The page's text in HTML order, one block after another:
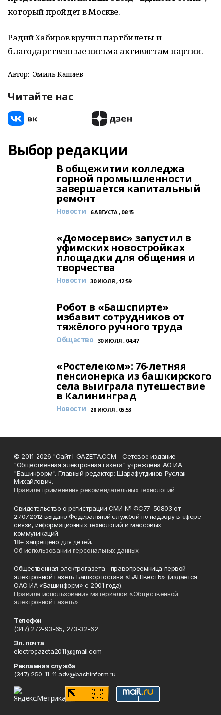
который пройдет в Москве.
Радий Хабиров вручил партбилеты и
благодарственные письма активистам партии.
Автор: Эмиль Кашаев
Читайте нас
Выбор редакции
В общежитии колледжа
горной промышленности
завершается капитальный
ремонт
Новости 6 АВГУСТА , 06:15
«Домосервис» запустил в
уфимских новостройках
площадки для общения и
творчества
Новости 30 ИЮЛЯ , 12:59
Робот в «Башспирте»
избавит сотрудников от
тяжёлого ручного труда
Общество 30 ИЮЛЯ , 04:47
«Ростелеком»: 76-летняя
пенсионерка из башкирского
села выиграла путешествие
в Калининград
Новости 28 ИЮЛЯ , 05:53
© 2011-2026 "Сайт I-GAZETA.COM - Сетевое издание
"Общественная электронная газета" учреждена АО ИА
"Башинформ". Главный редактор: Шарафутдинов Руслан
Михайлович.
Правила применения рекомендательных технологий
Свидетельство о регистрации СМИ № ФС77-50803 от
27.07.2012 выдано Федеральной службой по надзору в сфере
связи, информационных технологий и массовых
коммуникаций.
18+ запрещено для детей.
Об использовании персональных данных
Общественная электрогазета - правопреемница первой
электронной газеты Башкортостана «БАШвестЪ» (издается
ОАО ИА «Башинформ» с 2001 года).
Правила использования материалов «Общественной
электронной газеты»
Телефон
(347) 272-93-65, 273-32-62
Эл. почта
electrogazeta2011@gmail.com
Рекламная служба
(347) 250-11-11 adv@bashinform.ru